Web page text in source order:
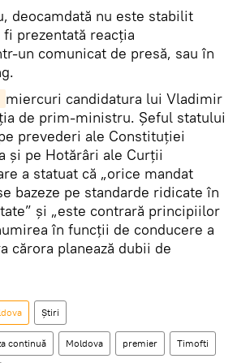
deocamdată nu este stabilit
prezentată reacţia
un comunicat de presă, sau în
miercuri candidatura lui Vladimir
de prim-ministru. Şeful statului
prevederi ale Constituției
și pe Hotărâri ale Curții
a statuat că „orice mandat
bazeze pe standarde ridicate în
și „este contrară principiilor
în funcţii de conducere a
cărora planează dubii de
Știri
continuă Moldova premier Timofti